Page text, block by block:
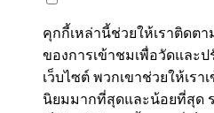
คุกกี้เหล่านี้ช่วยให้เราติดต
ของการเข้าชมเพื่อวัดและ
เว็บไซต์ พวกเขาช่วยให้เร
นิยมมากที่สุดและน้อยที่สุด